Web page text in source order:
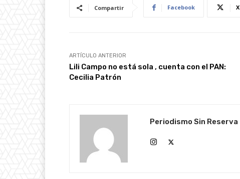
Compartir Facebook X
ARTÍCULO ANTERIOR
Lili Campo no está sola , cuenta con el PAN:
Cecilia Patrón
Periodismo Sin Reserva